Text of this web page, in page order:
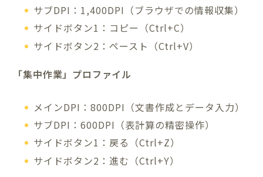
サブDPI：1,400DPI（ブラウザでの情報収集）
サイドボタン1：コピー（Ctrl+C）
サイドボタン2：ペースト（Ctrl+V）
「集中作業」プロファイル
メインDPI：800DPI（文書作成とデータ入力）
サブDPI：600DPI（表計算の精密操作）
サイドボタン1：戻る（Ctrl+Z）
サイドボタン2：進む（Ctrl+Y）